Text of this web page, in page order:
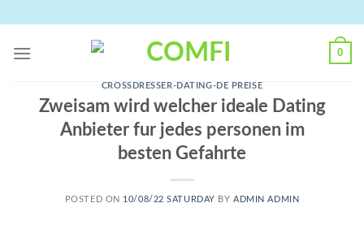
content
0
CROSSDRESSER-DATING-DE PREISE
Zweisam wird welcher ideale Dating
Anbieter fur jedes personen im
besten Gefahrte
POSTED ON 10/08/22 SATURDAY BYADMIN ADMIN